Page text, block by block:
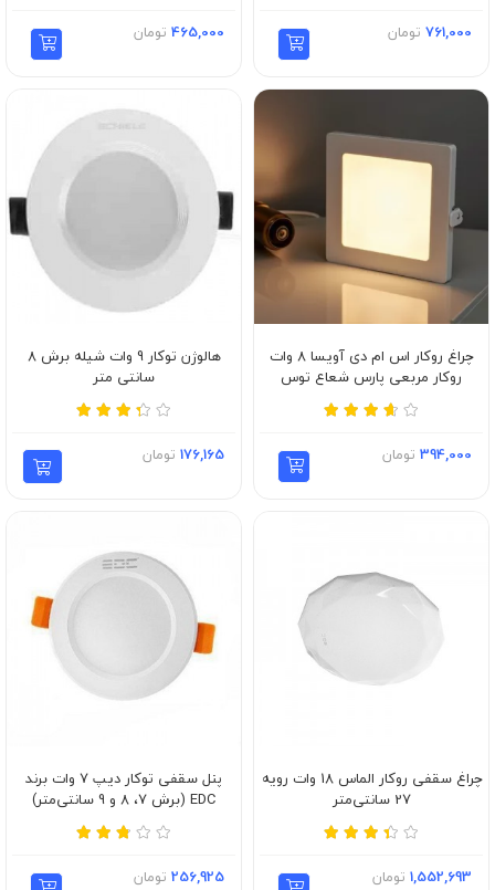
761,000 تومان 465,000 تومان
چراغ روکار اس ام دی آویسا ۸ وات
روکار مربعی پارس شعاع توس
394,000 تومان
هالوژن توکار 9 وات شیله برش 8
سانتی متر
176,165 تومان
چراغ سقفی روکار الماس 18 وات رویه
27 سانتی‌متر
1,552,693 تومان
پنل سقفی توکار دیپ 7 وات برند
EDC (برش 7، 8 و 9 سانتی‌متر)
256,925 تومان